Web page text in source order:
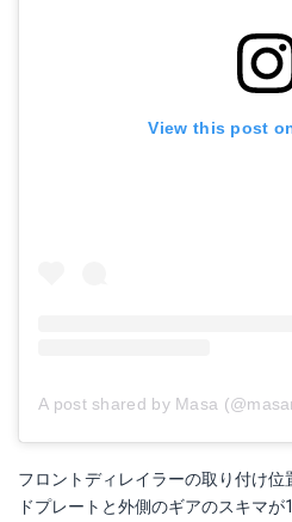
View this post
A post shared by Masa
フロントディレイラーの取り付け
ドプレートと外側のギアのスキマ